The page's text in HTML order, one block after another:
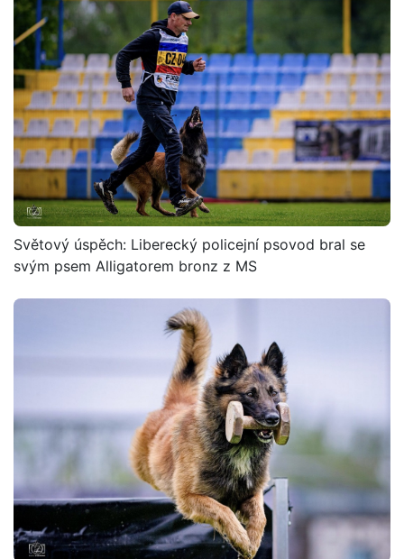
Světový úspěch: Liberecký policejní psovod bral se
svým psem Alligatorem bronz z MS